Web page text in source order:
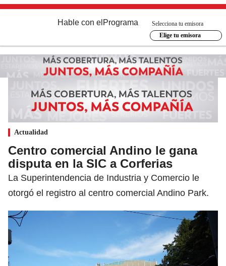
Hable con el Programa
Selecciona tu emisora
Elige tu emisora
Actualidad
Centro comercial Andino le gana
disputa en la SIC a Corferias
La Superintendencia de Industria y Comercio le
otorgó el registro al centro comercial Andino Park.